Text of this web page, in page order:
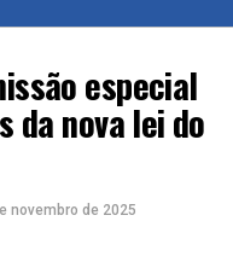
especial
da nova lei do
novembro de 2025